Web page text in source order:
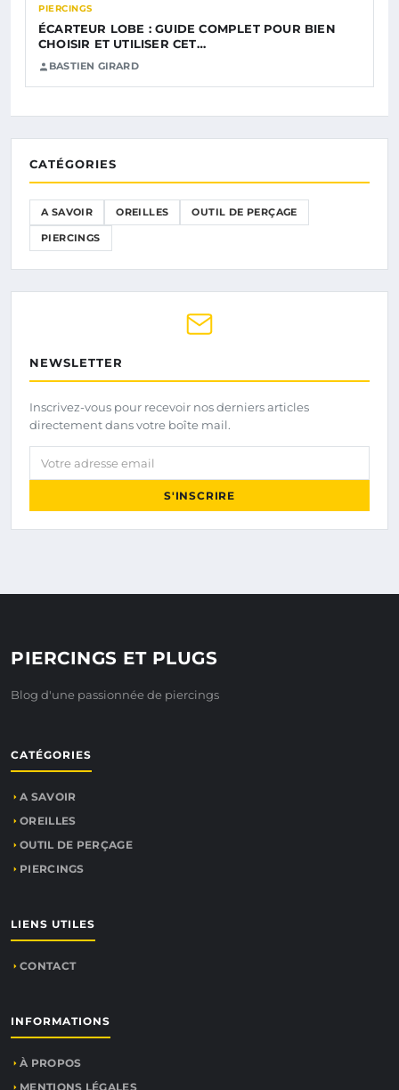
PIERCINGS
ÉCARTEUR LOBE : GUIDE COMPLET POUR BIEN
CHOISIR ET UTILISER CET…
BASTIEN GIRARD
CATÉGORIES
A SAVOIR OREILLES OUTIL DE PERÇAGE
PIERCINGS
NEWSLETTER
Inscrivez-vous pour recevoir nos derniers articles
directement dans votre boîte mail.
Votre adresse email
S'INSCRIRE
PIERCINGS ET PLUGS
Blog d'une passionnée de piercings
CATÉGORIES
A SAVOIR
OREILLES
OUTIL DE PERÇAGE
PIERCINGS
LIENS UTILES
CONTACT
INFORMATIONS
À PROPOS
MENTIONS LÉGALES